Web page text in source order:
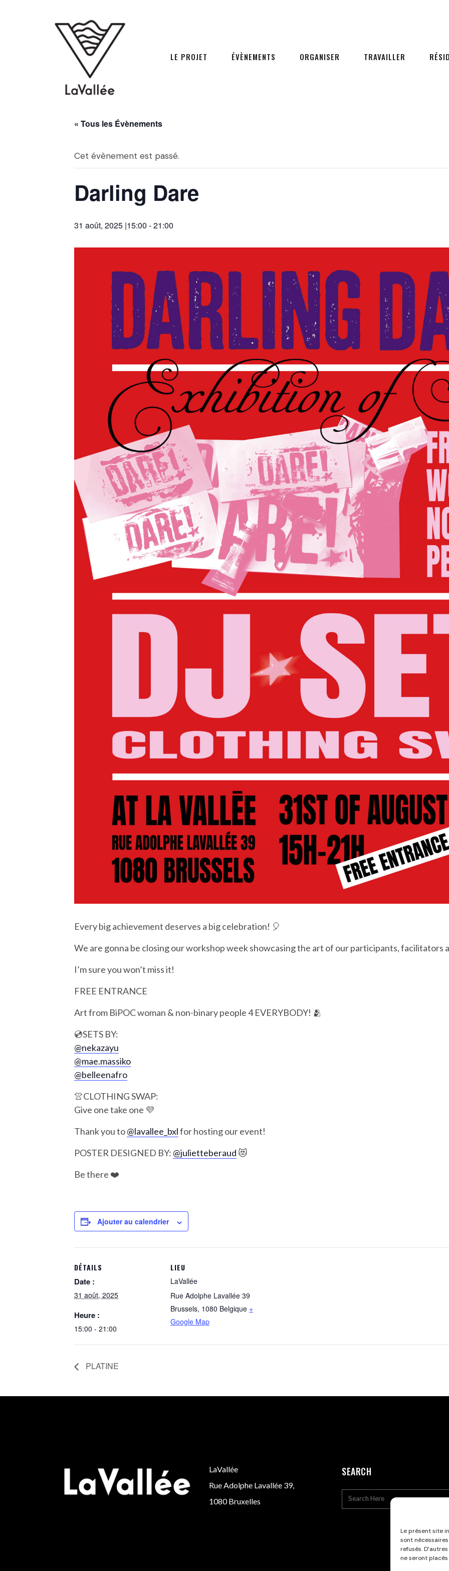
Le présent site
sont
refusés.
ne seront
LE PROJET ÉVÈNEMENTS ORGANISER TRAVAILLER
« Tous les Évènements
Cet évènement est passé.
Darling Dare
31 août, 2025 |15:00 -21:00
Every big achievement deserves a big celebration! 🎈
We are gonna be closing our workshop week showcasing the art of our participants, facilitators
I’m sure you won’t miss it!
FREE ENTRANCE
Art from BiPOC woman & non-binary people 4 EVERYBODY! 🫂
💿SETS BY:
@nekazayu
@mae.massiko
@belleenafro
👚CLOTHING SWAP:
Give one take one 💜
Thank you to@lavallee_bxlfor hosting our event!
POSTER DESIGNED BY: @julietteberaud😻
Be there ❤️
Ajouter au calendrier
DÉTAILS
Date :
31 août, 2025
Heure :
15:00 - 21:00
LIEU
LaVallée
Rue Adolphe Lavallée 39
Brussels, 1080 Belgique +
Google Map
PLATINE
LaVallée
Rue Adolphe Lavallée 39,
1080 Bruxelles
SEARCH